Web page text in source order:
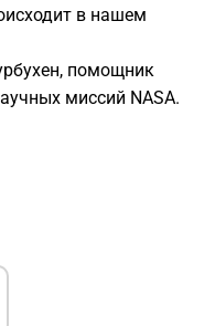
в нашем
помощник
миссий NASA.